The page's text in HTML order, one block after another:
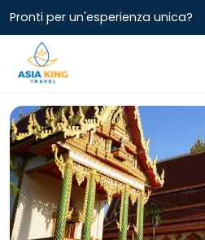
Pronti per un'esperienza unica?